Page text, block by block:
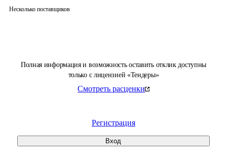
Полная информация и возможность оставить отклик доступны
только с лицензией «Тендеры»
Смотреть расценки
Регистрация
Вход
Несколько поставщиков